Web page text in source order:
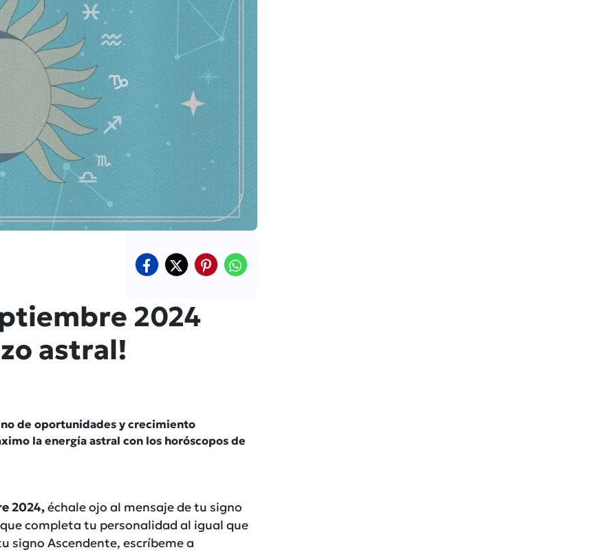
2024
astral!
de oportunidades y crecimiento
la energía astral con los horóscopos de
2024,échale ojo al mensaje de tu signo
completa tu personalidad al igual que
signo Ascendente, escríbeme a